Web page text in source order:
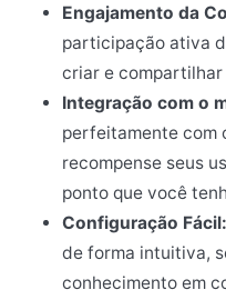
Engajamento da
participação ativa
criar e
Integração com o
perfeitamente com
recompense seus
ponto que você
Configuração Fácil:
de forma intuitiva,
conhecimento em